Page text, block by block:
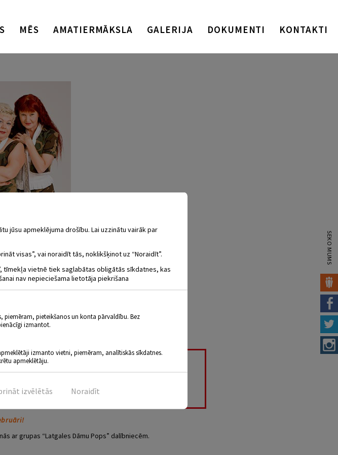
MĒS AMATIERMĀKSLA GALERIJA DOKUMENTI KONTAKTI
AR GRUPAS
!!!
ar grupas “Latgales Dāmu Pops” dalībniecēm.
SEKO MUMS
jūsu apmeklējuma drošību. Lai uzzinātu vairāk par
visas”, vai noraidīt tās, noklikšķinot uz “Noraidīt”.
tīmekļa vietnē tiek saglabātas obligātās sīkdatnes, kas
nav nepieciešama lietotāja piekrišana
piemēram, pieteikšanos un konta pārvaldību. Bez
izmantot.
izmanto vietni, piemēram, analītiskās sīkdatnes.
apmeklētāju.
Noraidīt
izvēlētās